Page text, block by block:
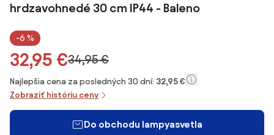
hrdzavohnedé 30 cm IP44 - Baleno
-6 %
32,95 €34,95 €
Najlepšia cena za posledných 30 dní: 32,95 €
Zobraziť históriu ceny
Do obchodu lampyasvetla